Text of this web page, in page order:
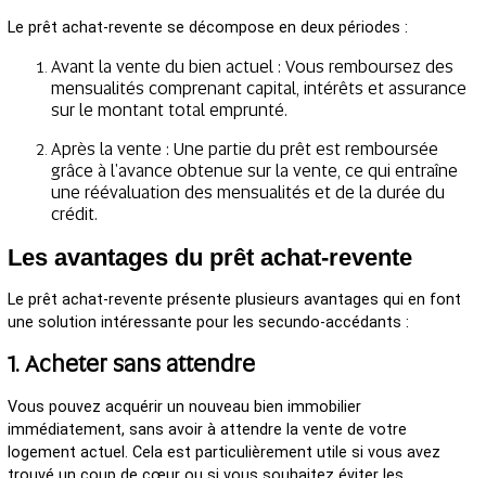
Le prêt achat-revente se décompose en deux périodes :
Avant la vente du bien actuel : Vous remboursez des
mensualités comprenant capital, intérêts et assurance
sur le montant total emprunté.
Après la vente : Une partie du prêt est remboursée
grâce à l'avance obtenue sur la vente, ce qui entraîne
une réévaluation des mensualités et de la durée du
crédit.
Les avantages du prêt achat-revente
Le prêt achat-revente présente plusieurs avantages qui en font
une solution intéressante pour les secundo-accédants :
1. Acheter sans attendre
Vous pouvez acquérir un nouveau bien immobilier
immédiatement, sans avoir à attendre la vente de votre
logement actuel. Cela est particulièrement utile si vous avez